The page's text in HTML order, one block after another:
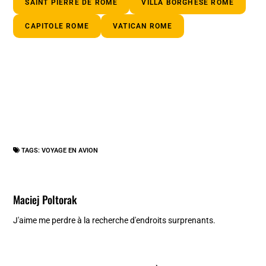
SAINT PIERRE DE ROME VILLA BORGHESE ROME
CAPITOLE ROME VATICAN ROME
TAGS:VOYAGE EN AVION
Maciej Poltorak
J'aime me perdre à la recherche d'endroits surprenants.